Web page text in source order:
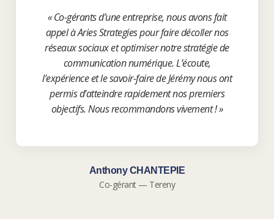
« Co-gérants d’une entreprise, nous avons fait
appel à Aries Strategies pour faire décoller nos
réseaux sociaux et optimiser notre stratégie de
communication numérique. L’écoute,
l’expérience et le savoir-faire de Jérémy nous ont
permis d’atteindre rapidement nos premiers
objectifs. Nous recommandons vivement ! »
Anthony CHANTEPIE
Co-gérant — Tereny